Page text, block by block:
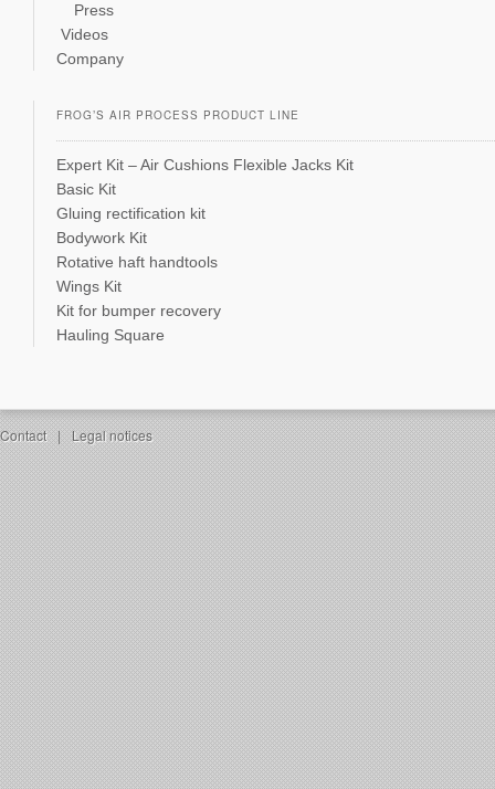
Press
Videos
Company
FROG’S AIR PROCESS PRODUCT LINE
Expert Kit – Air Cushions Flexible Jacks Kit
Basic Kit
Gluing rectification kit
Bodywork Kit
Rotative haft handtools
Wings Kit
Kit for bumper recovery
Hauling Square
Contact | Legal notices